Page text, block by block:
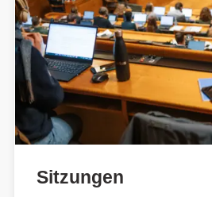
Sitzungen